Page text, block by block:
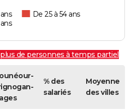
De 25 à 54 ans
de personnes à temps partiel
% des
salariés
Moyenne
des villes